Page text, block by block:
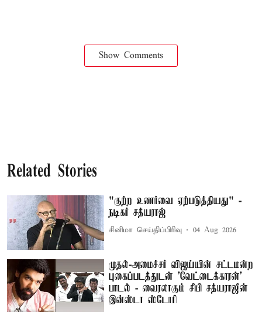
Show Comments
Related Stories
"குற்ற உணர்வை ஏற்படுத்தியது" -
நடிகர் சத்யராஜ்
சினிமா செய்திப்பிரிவு 04 Aug 2026
முதல்-அமைச்சர் விஜய்யின் சட்டமன்ற
புகைப்படத்துடன் 'வேட்டைக்காரன்'
பாடல் - வைரலாகும் சிபி சத்யராஜின்
இன்ஸ்டா ஸ்டோரி